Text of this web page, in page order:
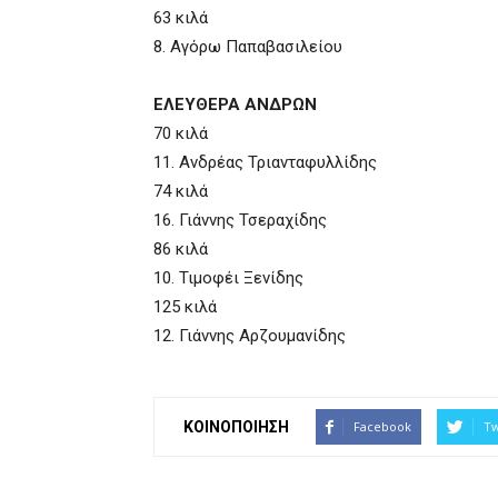
63 κιλά
8. Αγόρω Παπαβασιλείου
ΕΛΕΥΘΕΡΑ ΑΝΔΡΩΝ
70 κιλά
11. Ανδρέας Τριανταφυλλίδης
74 κιλά
16. Γιάννης Τσεραχίδης
86 κιλά
10. Τιμοφέι Ξενίδης
125 κιλά
12. Γιάννης Αρζουμανίδης
ΚΟΙΝΟΠΟΙΗΣΗ Facebook